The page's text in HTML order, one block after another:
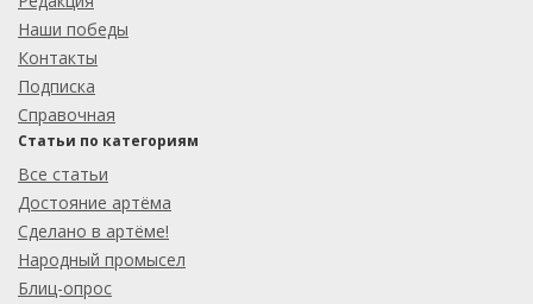
Наши победы
Контакты
Подписка
Справочная
Статьи по категориям
Все статьи
Достояние артёма
Сделано в артёме!
Народный промысел
Блиц-опрос